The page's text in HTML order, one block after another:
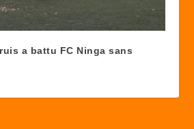
a battu FC Ninga sans